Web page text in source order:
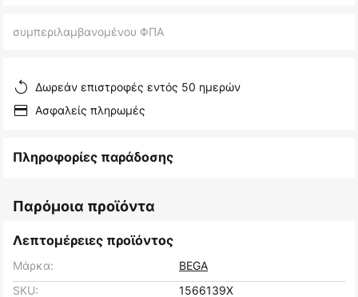
της
συμπεριλαμβανομένου ΦΠΑ
Δωρεάν επιστροφές εντός 50 ημερών
Ασφαλείς πληρωμές
Πληροφορίες παράδοσης
Παρόμοια προϊόντα
Λεπτομέρειες προϊόντος
Μάρκα:
BEGA
SKU:
1566139X